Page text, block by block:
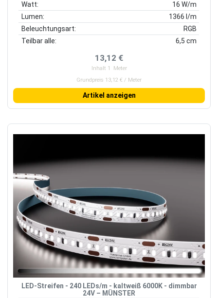
Watt:
16 W/m
Lumen:
1366 l/m
Beleuchtungsart:
RGB
Teilbar alle:
6,5 cm
13,12 €
Inhalt 1
Meter
Grundpreis 13,12 € / Meter
Artikel anzeigen
LED-Streifen - 240 LEDs/m - kaltweiß 6000K - dimmbar
24V – MÜNSTER